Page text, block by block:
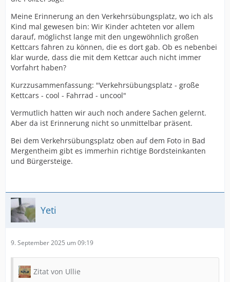
Meine Erinnerung an den Verkehrsübungsplatz, wo ich als
Kind mal gewesen bin: Wir Kinder achteten vor allem
darauf, möglichst lange mit den ungewöhnlich großen
Kettcars fahren zu können, die es dort gab. Ob es nebenbei
klar wurde, dass die mit dem Kettcar auch nicht immer
Vorfahrt haben?
Kurzzusammenfassung: "Verkehrsübungsplatz - große
Kettcars - cool - Fahrrad - uncool"
Vermutlich hatten wir auch noch andere Sachen gelernt.
Aber da ist Erinnerung nicht so unmittelbar präsent.
Bei dem Verkehrsübungsplatz oben auf dem Foto in Bad
Mergentheim gibt es immerhin richtige Bordsteinkanten
und Bürgersteige.
Yeti
9. September 2025 um 09:19
Zitat von Ullie